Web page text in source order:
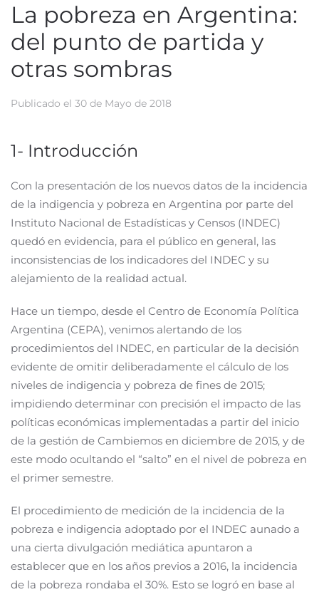
La pobreza en Argentina:
del punto de partida y
otras sombras
Publicado el 30 de Mayo de 2018
1- Introducción
Con la presentación de los nuevos datos de la incidencia
de la indigencia y pobreza en Argentina por parte del
Instituto Nacional de Estadísticas y Censos (INDEC)
quedó en evidencia, para el público en general, las
inconsistencias de los indicadores del INDEC y su
alejamiento de la realidad actual.
Hace un tiempo, desde el Centro de Economía Política
Argentina (CEPA), venimos alertando de los
procedimientos del INDEC, en particular de la decisión
evidente de omitir deliberadamente el cálculo de los
niveles de indigencia y pobreza de fines de 2015;
impidiendo determinar con precisión el impacto de las
políticas económicas implementadas a partir del inicio
de la gestión de Cambiemos en diciembre de 2015, y de
este modo ocultando el “salto” en el nivel de pobreza en
el primer semestre.
El procedimiento de medición de la incidencia de la
pobreza e indigencia adoptado por el INDEC aunado a
una cierta divulgación mediática apuntaron a
establecer que en los años previos a 2016, la incidencia
de la pobreza rondaba el 30%. Esto se logró en base al